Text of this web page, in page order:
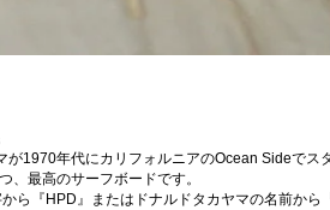
が1970年代にカリフォルニアのOcean Sideでス
、最高のサーフボードです。
ら『HPD』またはドナルドタカヤマの名前か